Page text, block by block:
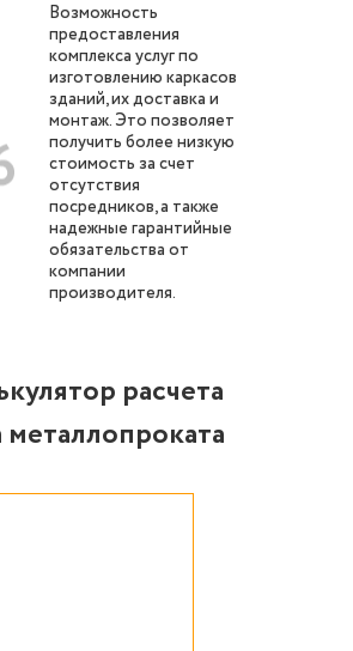
Возможность
предоставления
комплекса услуг по
изготовлению каркасов
зданий, их доставка и
монтаж. Это позволяет
получить более низкую
стоимость за счет
отсутствия
посредников, а также
надежные гарантийные
обязательства от
компании
производителя.
расчета
металлопроката